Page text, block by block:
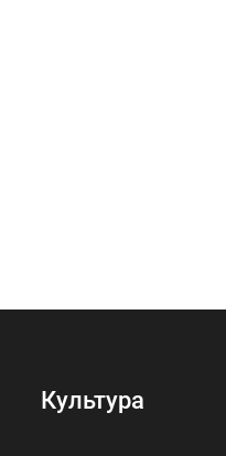
Культура